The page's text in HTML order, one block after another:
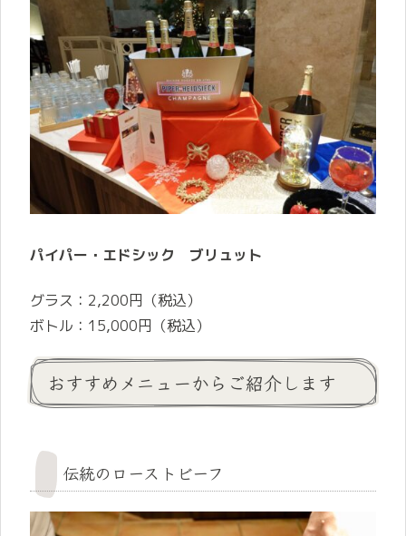
パイパー・エドシック ブリュット
グラス：2,200円（税込）
ボトル：15,000円（税込）
おすすめメニューからご紹介します
伝統のローストビーフ